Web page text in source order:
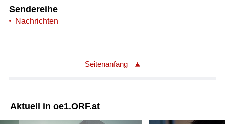
Sendereihe
Nachrichten
Seitenanfang
Aktuell in oe1.ORF.at